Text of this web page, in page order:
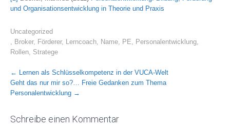
und Organisationsentwicklung in Theorie und Praxis
Uncategorized
Broker, Förderer, Lerncoach Name PE Personalentwicklung
Rollen Stratege
Post
navigation
← Lernen als Schlüsselkompetenz in der VUCA-Welt
Geht das nur mir so?… Freie Gedanken zum Thema
Personalentwicklung →
Schreibe einen Kommentar